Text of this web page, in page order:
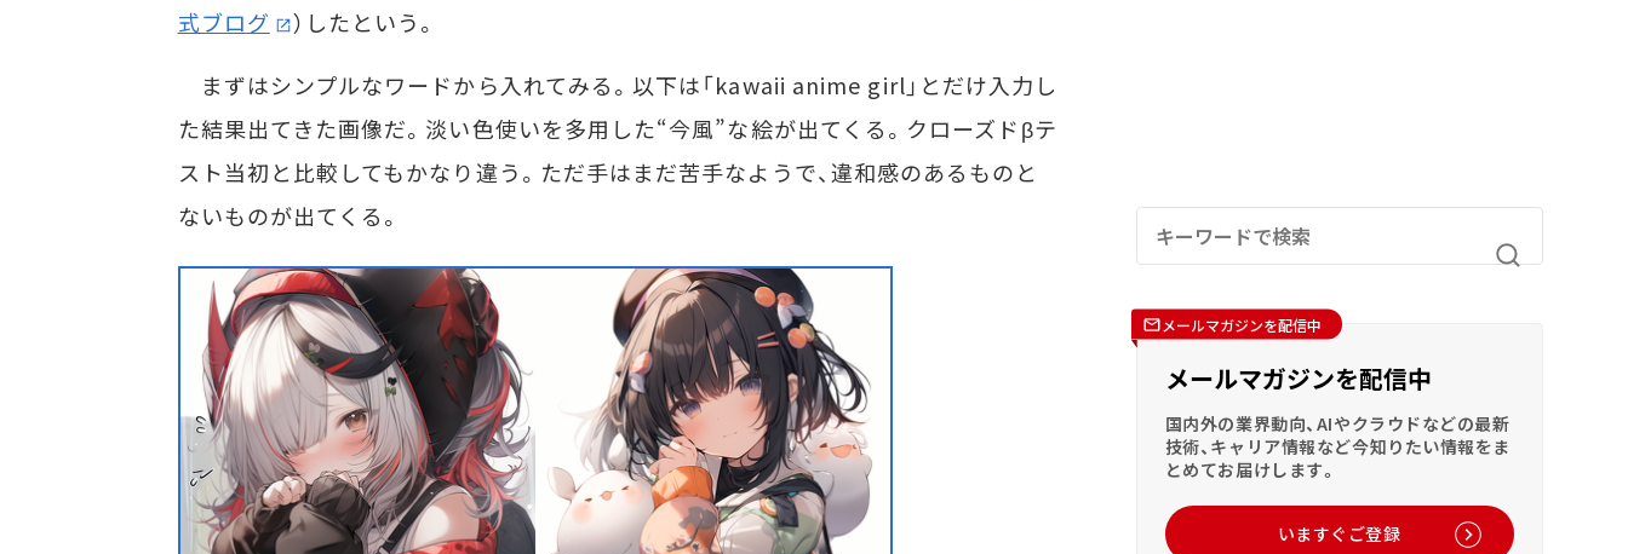
式ブログ
）したという。
まずはシンプルなワードから入れてみる。以下は「kawaii anime girl」とだけ入力し
た結果出てきた画像だ。淡い色使いを多用した“今風”な絵が出てくる。クローズドβテ
スト当初と比較してもかなり違う。ただ手はまだ苦手なようで、違和感のあるものと
ないものが出てくる。
メールマガジンを配信中
メールマガジンを配信中
国内外の業界動向、AIやクラウドなどの最新
技術、キャリア情報など今知りたい情報をま
とめてお届けします。
いますぐご登録